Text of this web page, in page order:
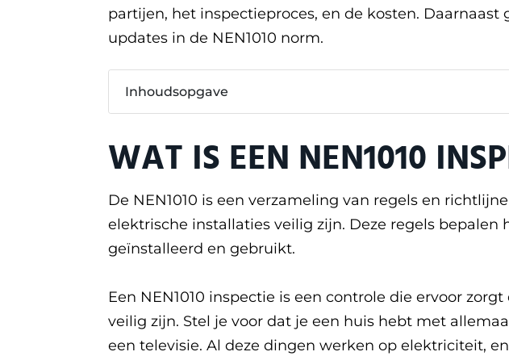
partijen, het inspectieproces, en de kosten.
updates in de NEN1010 norm.
Inhoudsopgave
WAT IS EEN NEN1010
De NEN1010 is een verzameling van regels en
elektrische installaties veilig zijn. Deze regels
geïnstalleerd en gebruikt.
Een NEN1010 inspectie is een controle die ervoor
veilig zijn. Stel je voor dat je een huis hebt met
een televisie. Al deze dingen werken op elektriciteit,